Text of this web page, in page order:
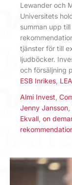
Lewander och
Universitets
summan upp
tjänster för till
ljudböcker.
och försäljning
ESB Inrikes
Almi Invest
Jenny Jansson
Ekvall on